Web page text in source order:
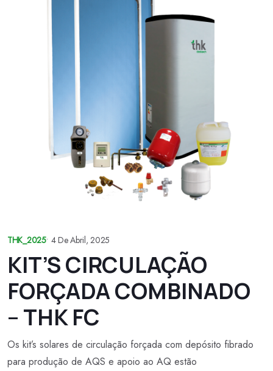
THK_2025• 4 De Abril, 2025
KIT’S CIRCULAÇÃO
FORÇADA COMBINADO
– THK FC
Os kit’s solares de circulação forçada com depósito fibrado
para produção de AQS e apoio ao AQ estão